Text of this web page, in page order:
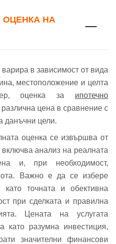
ОЦЕНКА НА
в зависимост от вида
местоположение и целта
оценка за ипотечно
цена в сравнение с
данъчни цели.
оценка се извършва от
анализ на реалната
и, при необходимост,
Важно е да се избере
точната и обективна
при сделката и правилна
Цената на услугата
като разумна инвестиция,
значителни финансови